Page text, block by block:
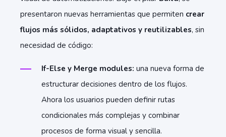
presentaron nuevas herramientas que permiten crear
flujos más sólidos, adaptativos y reutilizables, sin
necesidad de código:
If-Else y Merge modules: una nueva forma de
estructurar decisiones dentro de los flujos.
Ahora los usuarios pueden definir rutas
condicionales más complejas y combinar
procesos de forma visual y sencilla.